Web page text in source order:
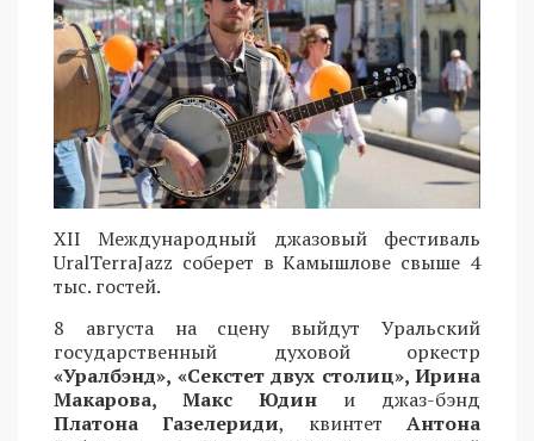
XII Международный джазовый фестиваль
UralTerraJazz соберет в Камышлове свыше 4
тыс. гостей.
8 августа на сцену выйдут Уральский
государственный духовой оркестр
«Уралбэнд», «Секстет двух столиц», Ирина
Макарова, Макс Юдин и джаз-бэнд
Платона Газелериди, квинтетАнтона